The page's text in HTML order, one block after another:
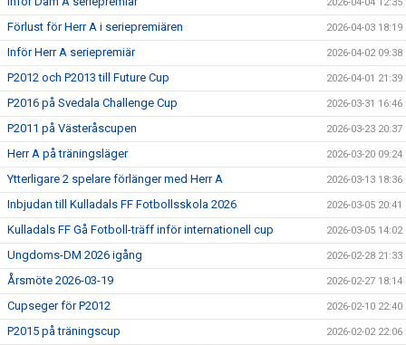
Förlust för Herr A i seriepremiären 2026-04-03 18:19
Inför Herr A seriepremiär 2026-04-02 09:38
P2012 och P2013 till Future Cup 2026-04-01 21:39
P2016 på Svedala Challenge Cup 2026-03-31 16:46
P2011 på Västeråscupen 2026-03-23 20:37
Herr A på träningsläger 2026-03-20 09:24
Ytterligare 2 spelare förlänger med Herr A 2026-03-13 18:36
Inbjudan till Kulladals FF Fotbollsskola 2026 2026-03-05 20:41
Kulladals FF Gå Fotboll-träff inför internationell cup 2026-03-05 14:02
Ungdoms-DM 2026 igång 2026-02-28 21:33
Årsmöte 2026-03-19 2026-02-27 18:14
Cupseger för P2012 2026-02-10 22:40
P2015 på träningscup 2026-02-02 22:06